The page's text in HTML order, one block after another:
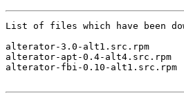
List of files which have been
alterator-3.0-alt1.src.rpm
alterator-apt-0.4-alt4.src.rpm
alterator-fbi-0.10-alt1.src.rpm